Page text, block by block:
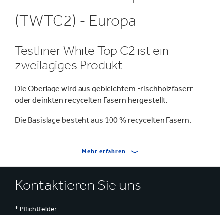
(TWTC2) - Europa
Testliner White Top C2 ist ein
zweilagiges Produkt.
Die Oberlage wird aus gebleichtem Frischholzfasern
oder deinkten recycelten Fasern hergestellt.
Die Basislage besteht aus 100 % recycelten Fasern.
Mehr erfahren
Kontaktieren Sie uns
* Pflichtfelder